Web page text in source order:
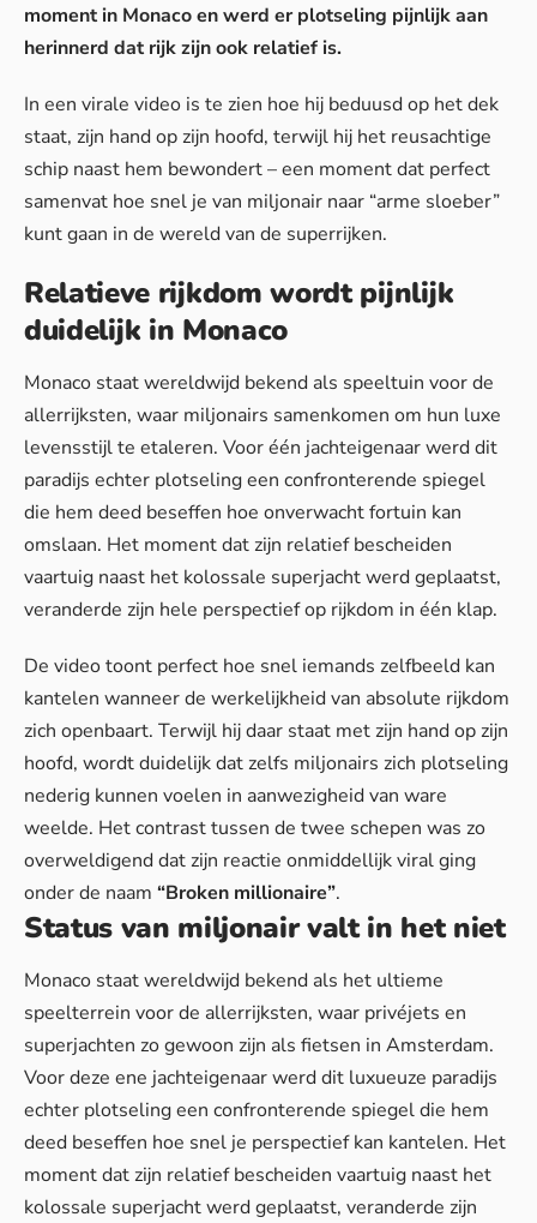
moment in Monaco en werd er plotseling pijnlijk aan
herinnerd dat rijk zijn ook relatief is.
In een virale video is te zien hoe hij beduusd op het dek
staat, zijn hand op zijn hoofd, terwijl hij het reusachtige
schip naast hem bewondert – een moment dat perfect
samenvat hoe snel je van miljonair naar “arme sloeber”
kunt gaan in de wereld van de superrijken.
Relatieve rijkdom wordt pijnlijk
duidelijk in Monaco
Monaco staat wereldwijd bekend als speeltuin voor de
allerrijksten, waar miljonairs samenkomen om hun luxe
levensstijl te etaleren. Voor één jachteigenaar werd dit
paradijs echter plotseling een confronterende spiegel
die hem deed beseffen hoe onverwacht fortuin kan
omslaan. Het moment dat zijn relatief bescheiden
vaartuig naast het kolossale superjacht werd geplaatst,
veranderde zijn hele perspectief op rijkdom in één klap.
De video toont perfect hoe snel iemands zelfbeeld kan
kantelen wanneer de werkelijkheid van absolute rijkdom
zich openbaart. Terwijl hij daar staat met zijn hand op zijn
hoofd, wordt duidelijk dat zelfs miljonairs zich plotseling
nederig kunnen voelen in aanwezigheid van ware
weelde. Het contrast tussen de twee schepen was zo
overweldigend dat zijn reactie onmiddellijk viral ging
onder de naam “Broken millionaire”.
Status van miljonair valt in het niet
Monaco staat wereldwijd bekend als het ultieme
speelterrein voor de allerrijksten, waar privéjets en
superjachten zo gewoon zijn als fietsen in Amsterdam.
Voor deze ene jachteigenaar werd dit luxueuze paradijs
echter plotseling een confronterende spiegel die hem
deed beseffen hoe snel je perspectief kan kantelen. Het
moment dat zijn relatief bescheiden vaartuig naast het
kolossale superjacht werd geplaatst, veranderde zijn